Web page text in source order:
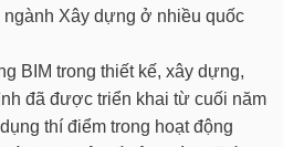
ngành Xây dựng ở nhiều quốc
BIM trong thiết kế, xây dựng,
đã được triển khai từ cuối năm
thí điểm trong hoạt động